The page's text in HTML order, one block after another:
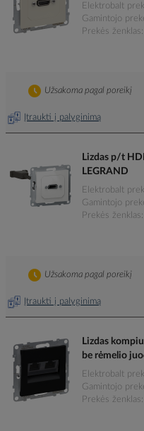
Elektrobalt
Gamintojo
Prekės ženklas
Įtraukti į palyginimą
Užsakoma pagal poreikį
Lizdas p/t
LEGRAND
Elektrobalt
Gamintojo
Prekės ženklas
Įtraukti į palyginimą
Užsakoma pagal poreikį
Lizdas
be rėmelio
Elektrobalt
Gamintojo
Prekės ženklas